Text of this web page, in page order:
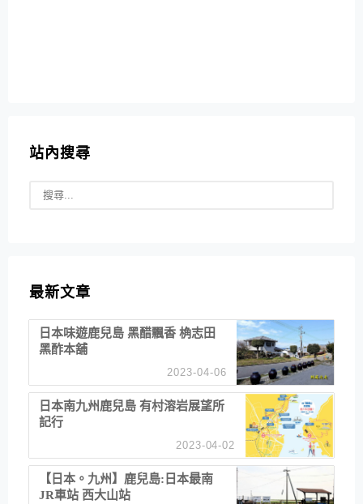
站內搜尋
最新文章
日本味遊鹿兒島 黑醋飄香 桷志田
黑酢本舖
2023-04-06
日本南九州鹿兒島 有村溶岩展望所
記行
2023-04-02
【日本。九州】鹿兒島:日本最南
JR車站 西大山站